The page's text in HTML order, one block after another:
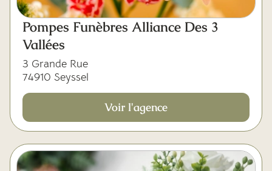
Pompes Funèbres Alliance Des 3
Vallées
3 Grande Rue
74910 Seyssel
Voir l'agence